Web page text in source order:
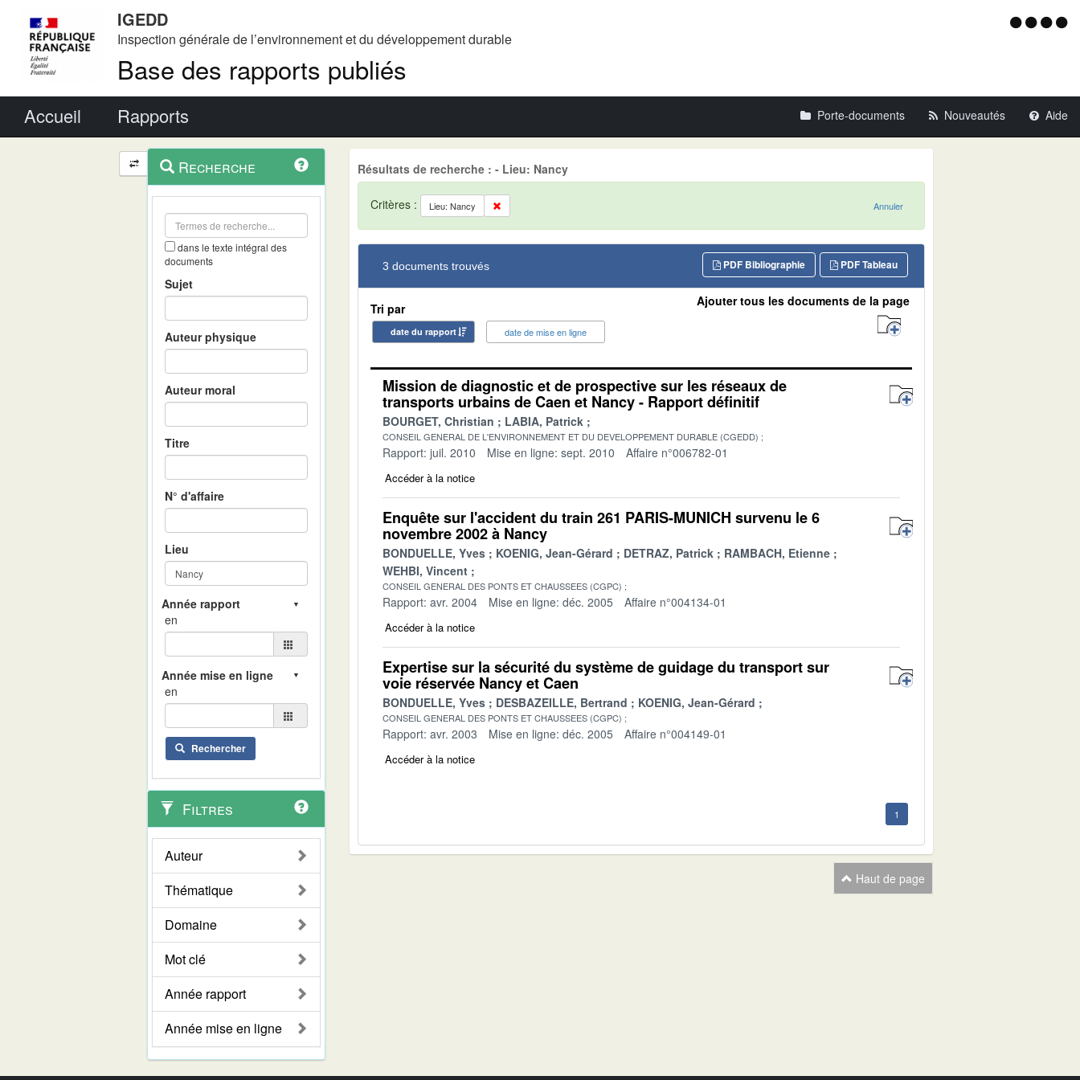
IGEDD
Inspection générale de l’environnement et du développement durable
Base des rapports publiés
Menu
Accueil Rapports Porte-documents Nouveautés Aide
Navigation
et
outils
contextuel
Recherche
dans le texte intégral des
documents
Sujet
Auteur physique
Auteur moral
Titre
N° d'affaire
Lieu
en
en
Rechercher
Filtres
Auteur
Thématique
Domaine
Mot clé
Année rapport
Année mise en ligne
Résultats de recherche : - Lieu: Nancy
Critères : Lieu: Nancy Annuler
3 documents trouvés PDF Tableau
PDF Bibliographie
Tri par
date du rapport date de mise en ligne
Ajouter tous les documents de la page
Mission de diagnostic et de prospective sur les réseaux de
transports urbains de Caen et Nancy - Rapport définitif
BOURGET, Christian LABIA, Patrick
CONSEIL GENERAL DE L'ENVIRONNEMENT ET DU DEVELOPPEMENT DURABLE (CGEDD)
Rapport: juil. 2010 Mise en ligne: sept. 2010 Affaire n°006782-01
Accéder à la notice
Enquête sur l'accident du train 261 PARIS-MUNICH survenu le 6
novembre 2002 à Nancy
BONDUELLE, Yves KOENIG, Jean-Gérard DETRAZ, Patrick
RAMBACH, Etienne
WEHBI, Vincent
CONSEIL GENERAL DES PONTS ET CHAUSSEES (CGPC)
Rapport: avr. 2004 Mise en ligne: déc. 2005 Affaire n°004134-01
Accéder à la notice
Expertise sur la sécurité du système de guidage du transport sur
voie réservée Nancy et Caen
BONDUELLE, Yves DESBAZEILLE, Bertrand KOENIG, Jean-Gérard
CONSEIL GENERAL DES PONTS ET CHAUSSEES (CGPC)
Rapport: avr. 2003 Mise en ligne: déc. 2005 Affaire n°004149-01
Accéder à la notice
1
Haut de page